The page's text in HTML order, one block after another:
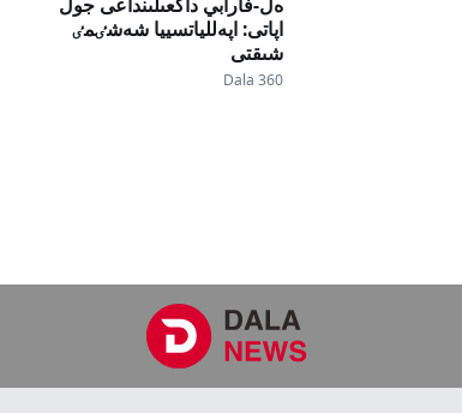
ەل-فارابي داڭعىلىنداعى جول
اپاتى: اپەللياتسييا شەشٸمٸ
شىقتى
Dala 360